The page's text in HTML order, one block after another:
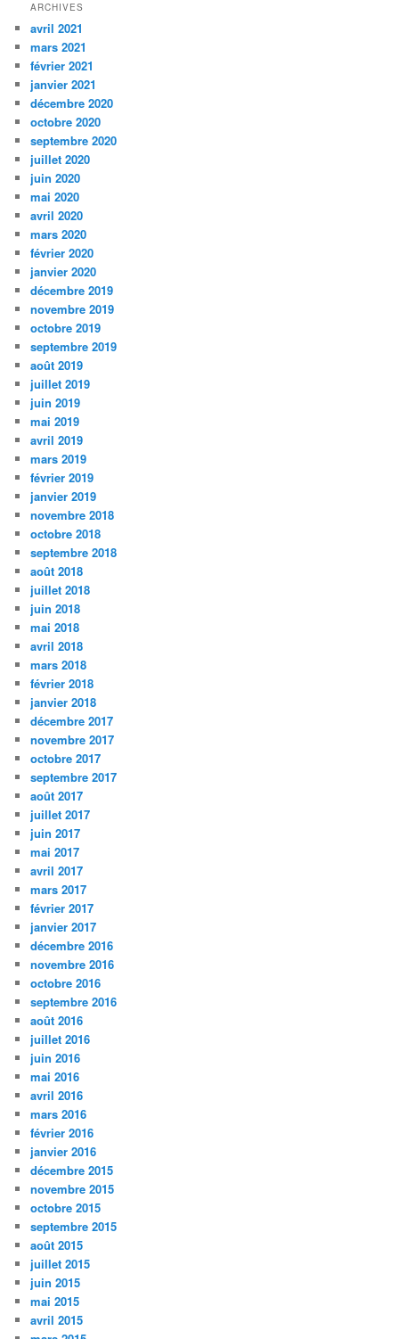
ARCHIVES
avril 2021
mars 2021
février 2021
janvier 2021
décembre 2020
octobre 2020
septembre 2020
juillet 2020
juin 2020
mai 2020
avril 2020
mars 2020
février 2020
janvier 2020
décembre 2019
novembre 2019
octobre 2019
septembre 2019
août 2019
juillet 2019
juin 2019
mai 2019
avril 2019
mars 2019
février 2019
janvier 2019
novembre 2018
octobre 2018
septembre 2018
août 2018
juillet 2018
juin 2018
mai 2018
avril 2018
mars 2018
février 2018
janvier 2018
décembre 2017
novembre 2017
octobre 2017
septembre 2017
août 2017
juillet 2017
juin 2017
mai 2017
avril 2017
mars 2017
février 2017
janvier 2017
décembre 2016
novembre 2016
octobre 2016
septembre 2016
août 2016
juillet 2016
juin 2016
mai 2016
avril 2016
mars 2016
février 2016
janvier 2016
décembre 2015
novembre 2015
octobre 2015
septembre 2015
août 2015
juillet 2015
juin 2015
mai 2015
avril 2015